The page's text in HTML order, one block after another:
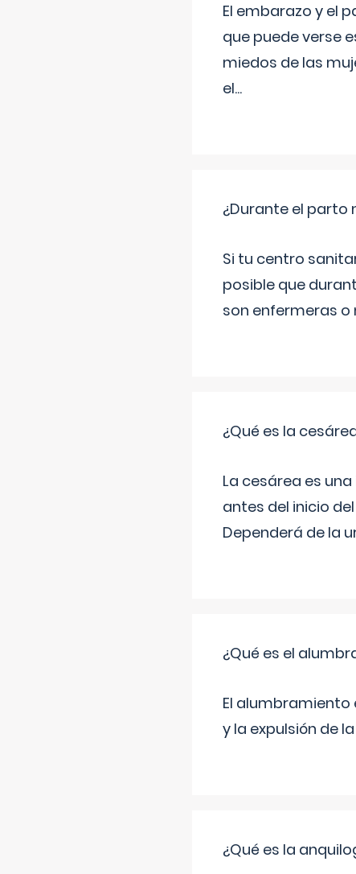
El embarazo y el
que puede verse
miedos de las
el...
¿Durante el parto
Si tu centro
posible que
son enfermeras
¿Qué es la
La cesárea es
antes del inicio
Dependerá de la
¿Qué es el
El alumbramiento
y la expulsión de
¿Qué es la